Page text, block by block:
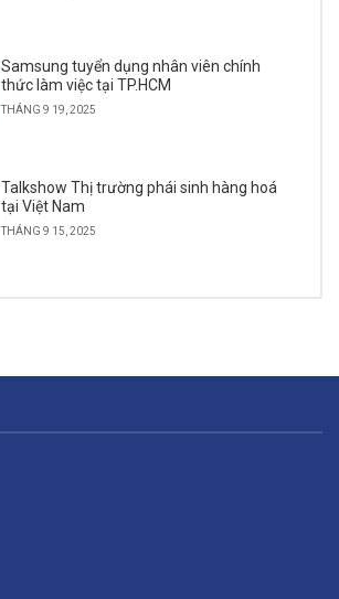
Samsung tuyển dụng nhân viên chính
thức làm việc tại TP.HCM
THÁNG 9 19, 2025
Talkshow Thị trường phái sinh hàng hoá
tại Việt Nam
THÁNG 9 15, 2025